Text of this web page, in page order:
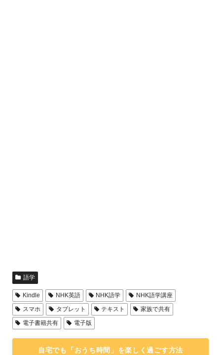
語学
Kindle NHK英語 NHK語学
NHK語学講座
スマホ
タブレット テキスト
家族で共有
電子書籍共有
電子版
自宅でも「おうち時間」を楽しく過ごす方法